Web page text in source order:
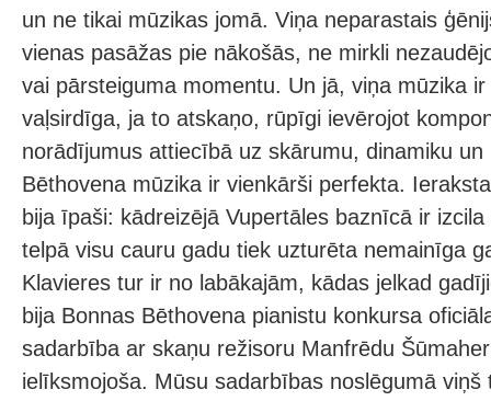
un ne tikai mūzikas jomā. Viņa neparastais
vienas pasāžas pie nākošās, ne mirkli
vai pārsteiguma momentu. Un jā, viņa mūzika
vaļsirdīga, ja to atskaņo, rūpīgi ievērojot
norādījumus attiecībā uz skārumu, dinamiku un
Bēthovena mūzika ir vienkārši perfekta.
bija īpaši: kādreizējā Vupertāles baznīcā ir
telpā visu cauru gadu tiek uzturēta nemainīga
Klavieres tur ir no labākajām, kādas jelkad
bija Bonnas Bēthovena pianistu konkursa
sadarbība ar skaņu režisoru Manfrēdu
ielīksmojoša. Mūsu sadarbības noslēgumā viņš